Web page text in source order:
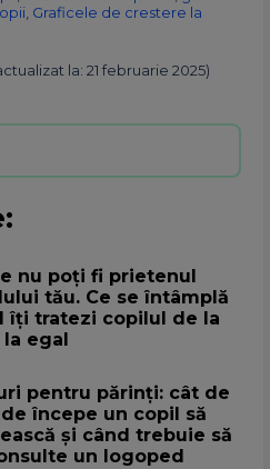
Graficele de crestere la
la: 21 februarie 2025)
nu poți fi prietenul
tău. Ce se întâmplă
îți tratezi copilul de la
egal
pentru părinți: cât de
începe un copil să
și când trebuie să
un logoped